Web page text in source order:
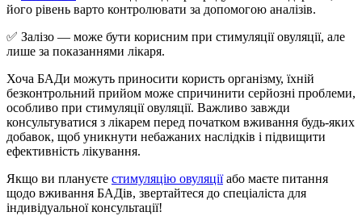
його рівень варто контролювати за допомогою аналізів.
✅ Залізо — може бути корисним при стимуляції овуляції, але
лише за показаннями лікаря.
Хоча БАДи можуть приносити користь організму, їхній
безконтрольний прийом може спричинити серйозні проблеми,
особливо при стимуляції овуляції. Важливо завжди
консультуватися з лікарем перед початком вживання будь-яких
добавок, щоб уникнути небажаних наслідків і підвищити
ефективність лікування.
Якщо ви плануєте стимуляцію овуляціїабо маєте питання
щодо вживання БАДів, звертайтеся до спеціаліста для
індивідуальної консультації!